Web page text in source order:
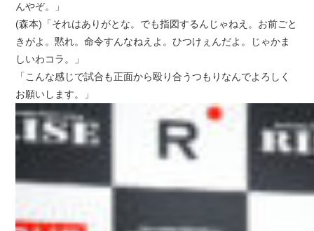
んやぞ。」
(森本)「それはありがとな。でも指図するんじゃねえ。お前ごと
きがよ。黙れ。命令すんなねえよ。ひつけぇんだよ。じゃかま
しいわコラ。」
「こんな感じで試合も正面から殴り合うつもりなんでよろしく
お願いします。」